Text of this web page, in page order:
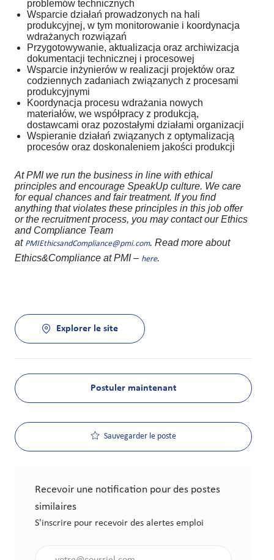
problemów technicznych
Wsparcie działań prowadzonych na hali
produkcyjnej, w tym monitorowanie i koordynacja
wdrażanych rozwiązań
Przygotowywanie, aktualizacja oraz archiwizacja
dokumentacji technicznej i procesowej
Wsparcie inżynierów w realizacji projektów oraz
codziennych zadaniach związanych z procesami
produkcyjnymi
Koordynacja procesu wdrażania nowych
materiałów, we współpracy z produkcją,
dostawcami oraz pozostałymi działami organizacji
Wspieranie działań związanych z optymalizacją
procesów oraz doskonaleniem jakości produkcji
At PMI we run the business in line with ethical
principles and encourage SpeakUp culture. We care
for equal chances and fair treatment. If you find
anything that violates these principles in this job offer
or the recruitment process, you may contact our Ethics
and Compliance Team
at PMIEthicsandCompliance@pmi.com. Read more about
Ethics&Compliance at PMI – here.
Explorer le site
Postuler maintenant
Sauvegarder le poste
Recevoir une notification pour des postes
similaires
S'inscrire pour recevoir des alertes emploi